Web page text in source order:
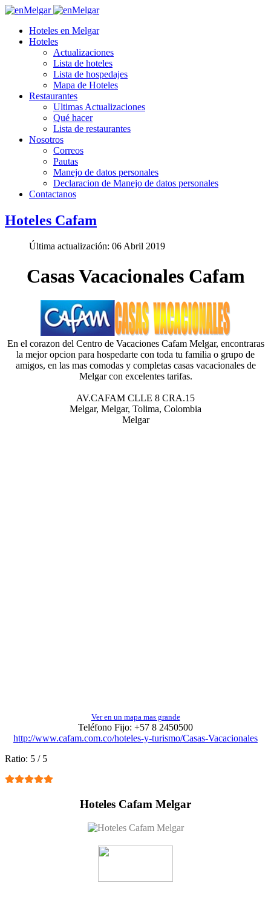
Hoteles en Melgar
Hoteles
Actualizaciones
Lista de hoteles
Lista de hospedajes
Mapa de Hoteles
Restaurantes
Ultimas Actualizaciones
Qué hacer
Lista de restaurantes
Nosotros
Correos
Pautas
Manejo de datos personales
Declaracion de Manejo de datos personales
Contactanos
Hoteles Cafam
Última actualización: 06 Abril 2019
Casas Vacacionales Cafam
En el corazon del Centro de Vacaciones Cafam Melgar, encontraras
la mejor opcion para hospedarte con toda tu familia o grupo de
amigos, en las mas comodas y completas casas vacacionales de
Melgar con excelentes tarifas.
AV.CAFAM CLLE 8 CRA.15
Melgar, Melgar, Tolima, Colombia
Melgar
Ver en un mapa mas grande
Teléfono Fijo: +57 8 2450500
http://www.cafam.com.co/hoteles-y-turismo/Casas-Vacacionales
Ratio: 5 / 5
Hoteles Cafam Melgar